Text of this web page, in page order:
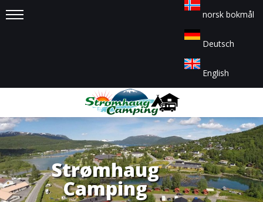
norsk bokmål
Deutsch
English
Toggle
Strømhaug
Camping